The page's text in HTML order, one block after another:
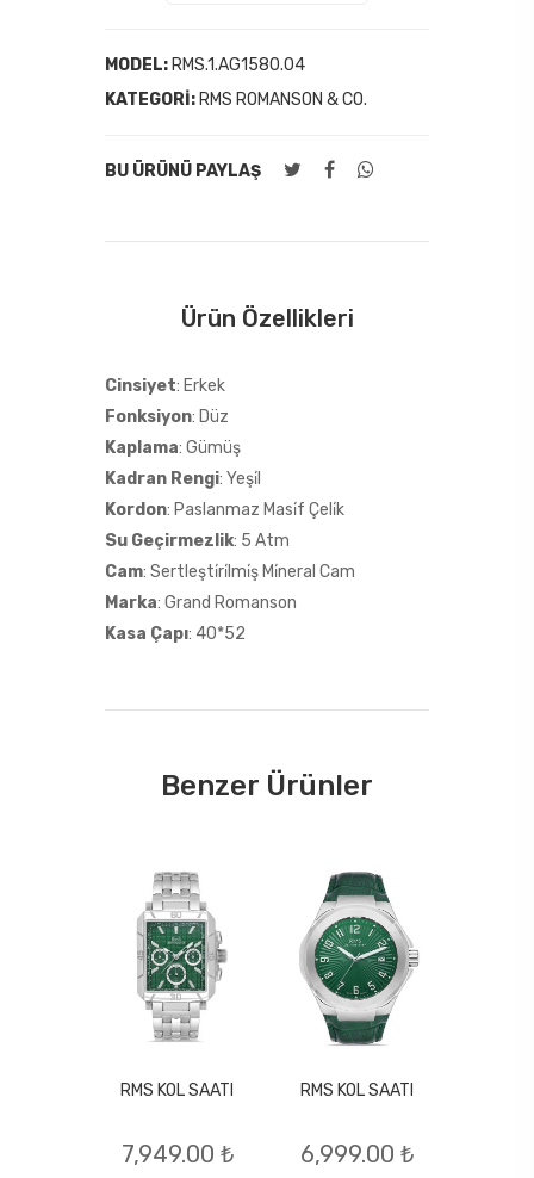
MODEL: RMS.1.AG1580.04
KATEGORI: RMS ROMANSON & CO.
BU ÜRÜNÜ PAYLAŞ
Ürün Özellikleri
Cinsiyet: Erkek
Fonksiyon: Düz
Kaplama: Gümüş
Kadran Rengi: Yeşi̇l
Kordon: Paslanmaz Masi̇f Çeli̇k
Su Geçirmezlik: 5 Atm
Cam: Sertleşti̇ri̇lmi̇ş Mi̇neral Cam
Marka: Grand Romanson
Kasa Çapı: 40*52
Benzer Ürünler
RMS KOL SAATI
7,949.00 ₺
RMS KOL SAATI
6,999.00 ₺